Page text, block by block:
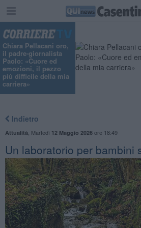
Chiara Pellacani oro,
il padre-giornalista
Paolo: «Cuore ed
emozioni, il pezzo
più difficile della mia
carriera»
Indietro
Attualità Martedì 12 Maggio 2026ore 18:49
Un laboratorio per bambini